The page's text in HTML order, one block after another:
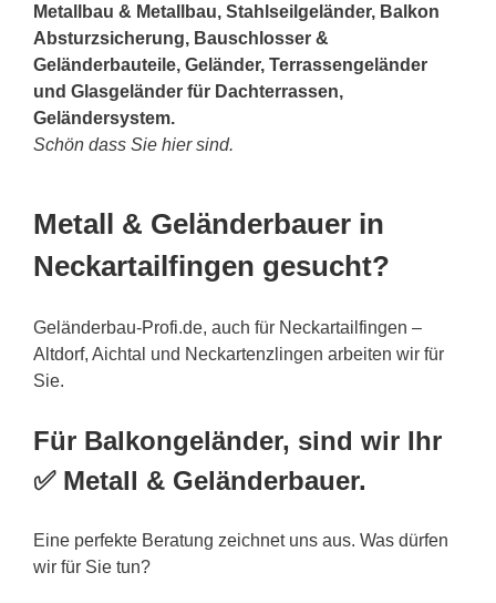
Metallbau & Metallbau, Stahlseilgeländer, Balkon
Absturzsicherung, Bauschlosser &
Geländerbauteile, Geländer, Terrassengeländer
und Glasgeländer für Dachterrassen,
Geländersystem.
Schön dass Sie hier sind.
Metall & Geländerbauer in
Neckartailfingen gesucht?
Geländerbau-Profi.de, auch für Neckartailfingen –
Altdorf, Aichtal und Neckartenzlingen arbeiten wir für
Sie.
Für Balkongeländer, sind wir Ihr
✅ Metall & Geländerbauer.
Eine perfekte Beratung zeichnet uns aus. Was dürfen
wir für Sie tun?